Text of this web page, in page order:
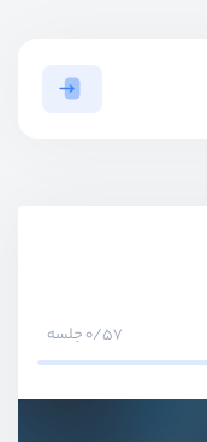
0/57 جلسه